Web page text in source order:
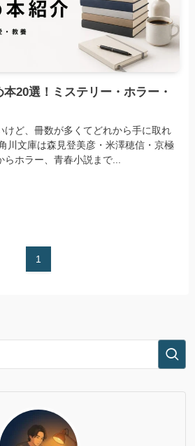
20選！ミステリー・ホラー・
けど、冊数が多くてどれから手に取れ
川文庫は森見登美彦・米澤穂信・京極
らホラー、青春小説まで...
1